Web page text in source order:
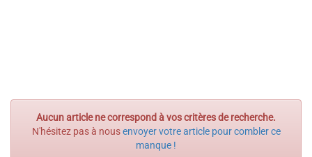
Aucun article ne correspond à vos critères de recherche.
N'hésitez pas à nousenvoyer votre article pour combler ce
manque !